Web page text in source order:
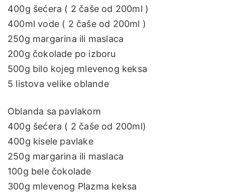
400g šećera ( 2 čaše od 200ml )
400ml vode ( 2 čaše od 200ml )
250g margarina ili maslaca
200g čokolade po izboru
500g bilo kojeg mlevenog keksa
5 listova velike oblande
Oblanda sa pavlakom
400g šećera ( 2 čaše od 200ml)
400g kisele pavlake
250g margarina ili maslaca
100g bele čokolade
300g mlevenog Plazma keksa